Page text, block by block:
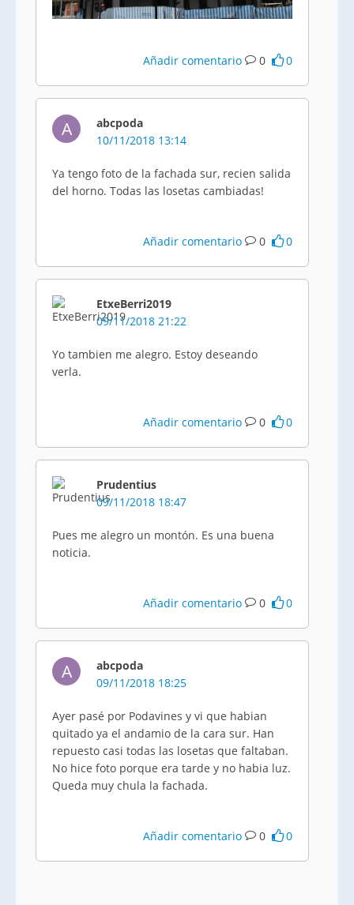
Añadir comentario 0 0
A
abcpoda
10/11/2018 13:14
Ya tengo foto de la fachada sur, recien salida
del horno. Todas las losetas cambiadas!
Añadir comentario 0 0
EtxeBerri2019
09/11/2018 21:22
Yo tambien me alegro. Estoy deseando
verla.
Añadir comentario 0 0
Prudentius
09/11/2018 18:47
Pues me alegro un montón. Es una buena
noticia.
Añadir comentario 0 0
A
abcpoda
09/11/2018 18:25
Ayer pasé por Podavines y vi que habian
quitado ya el andamio de la cara sur. Han
repuesto casi todas las losetas que faltaban.
No hice foto porque era tarde y no habia luz.
Queda muy chula la fachada.
Añadir comentario 0 0